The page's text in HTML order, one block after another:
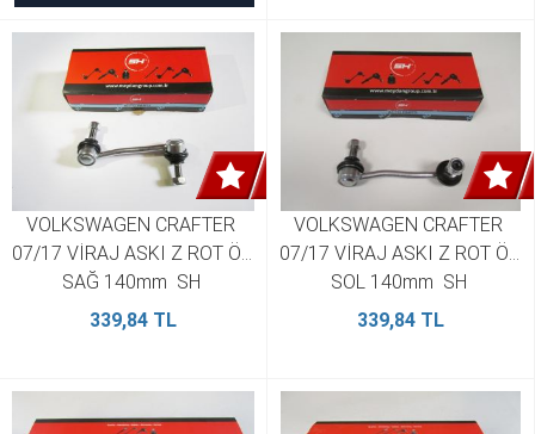
VOLKSWAGEN CRAFTER
07/17 VİRAJ ASKI Z ROT ÖN
SAĞ 140mm  SH
9063201889 (2 Adet)
339,84 TL
VOLKSWAGEN CRAFTER
07/17 VİRAJ ASKI Z ROT ÖN
SOL 140mm  SH
9063201789 (2 Adet)
339,84 TL